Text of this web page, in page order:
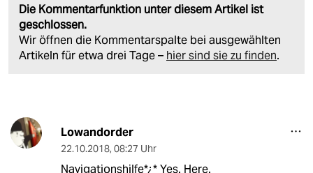
Die Kommentarfunktion unter diesem Artikel ist
geschlossen.
Wir öffnen die Kommentarspalte bei ausgewählten
Artikeln für etwa drei Tage – hier sind sie zu finden.
Lowandorder
22.10.2018, 08:27 Uhr
Navigationshilfe*¿* Yes. Here.